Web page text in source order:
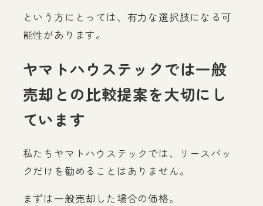
という方にとっては、有力な選択肢になる可
能性があります。
ヤマトハウステックでは一般
売却との比較提案を大切にし
ています
私たちヤマトハウステックでは、リースバッ
クだけを勧めることはありません。
まずは一般売却した場合の価格。